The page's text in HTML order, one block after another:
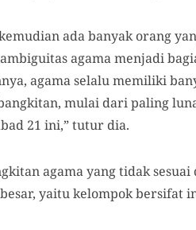
ada banyak orang
agama menjadi
agama selalu memiliki
mulai dari paling
21 ini,” tutur dia.
agama yang tidak
yaitu kelompok bersifat